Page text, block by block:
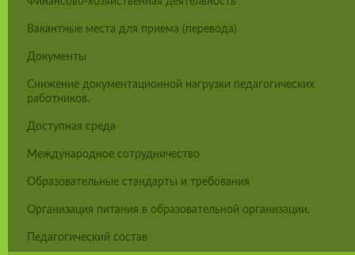
Вакантные места для приема (перевода)
Документы
Снижение документационной нагрузки педагогических
работников.
Доступная среда
Международное сотрудничество
Образовательные стандарты и требования
Организация питания в образовательной организации.
Педагогический состав